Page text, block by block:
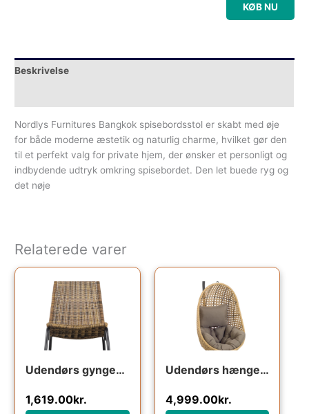
KØB NU
Beskrivelse
Nordlys Furnitures Bangkok spisebordsstol er skabt med øje
for både moderne æstetik og naturlig charme, hvilket gør den
til et perfekt valg for private hjem, der ønsker et personligt og
indbydende udtryk omkring spisebordet. Den let buede ryg og
det nøje
Relaterede varer
Udendørs gyngestol WOOOD Tom vippestol naturfarvet rattan og sort metalstel
1,619.00kr.
Udendørs hængestol med stativ Kave Home Cira i sort polyrattan med grå pude
4,999.00kr.